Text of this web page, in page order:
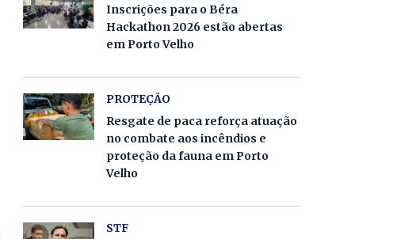
Inscrições para o Béra
Hackathon 2026 estão abertas
em Porto Velho
PROTEÇÃO
Resgate de paca reforça atuação
no combate aos incêndios e
proteção da fauna em Porto
Velho
STF